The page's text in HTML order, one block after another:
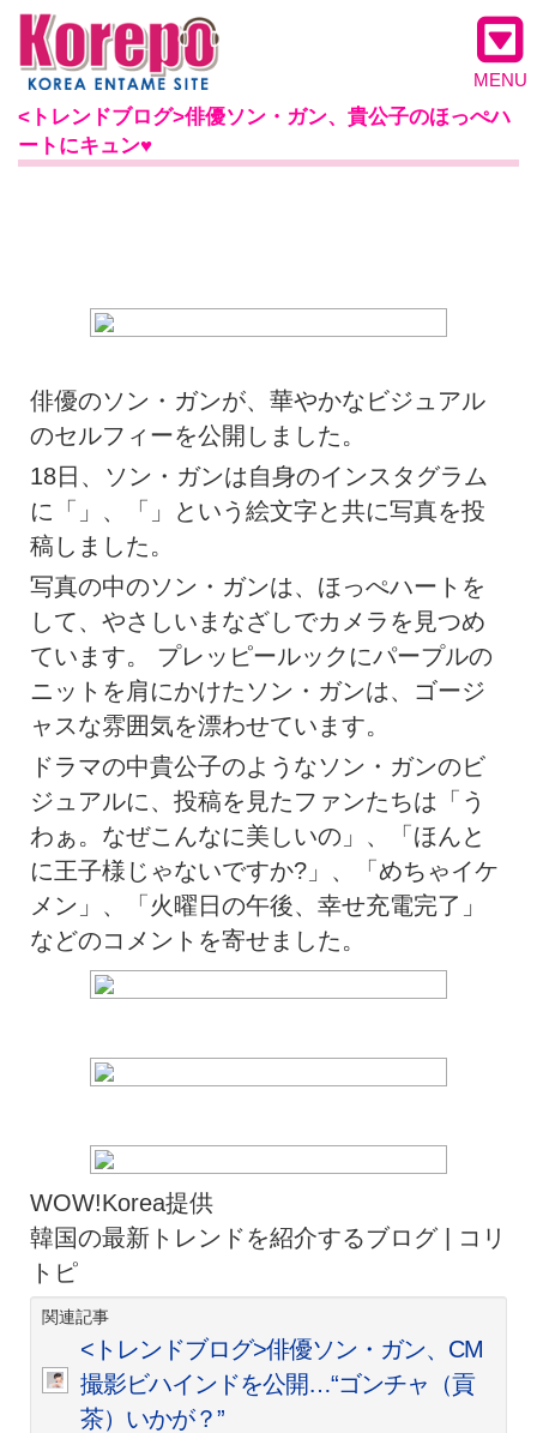
MENU
<トレンドブログ>俳優ソン・ガン、貴公子のほっぺハ
ートにキュン♥
俳優のソン・ガンが、華やかなビジュアル
のセルフィーを公開しました。
18日、ソン・ガンは自身のインスタグラム
に「
」、「
」という絵文字と共に写真を投
稿しました。
写真の中のソン・ガンは、ほっぺハートを
して、やさしいまなざしでカメラを見つめ
ています。 プレッピールックにパープルの
ニットを肩にかけたソン・ガンは、ゴージ
ャスな雰囲気を漂わせています。
ドラマの中貴公子のようなソン・ガンのビ
ジュアルに、投稿を見たファンたちは「う
わぁ。なぜこんなに美しいの」、「ほんと
に王子様じゃないですか?」、「めちゃイケ
メン」、「火曜日の午後、幸せ充電完了」
などのコメントを寄せました。
WOW!Korea提供
韓国の最新トレンドを紹介するブログ | コリ
トピ
関連記事
<トレンドブログ>俳優ソン・ガン、CM
撮影ビハインドを公開…“ゴンチャ（貢
茶）いかが？”